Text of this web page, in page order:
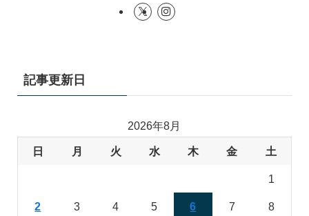
記事更新日
2026年8月
日 月 火 水 木 金 土
1
2 3 4 5 6 7 8